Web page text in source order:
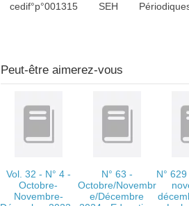
cedif°p°001315
SEH
Peut-être aimerez-vous
Vol. 32 - N° 4 -
Octobre-
Novembre-
N° 63 -
Octobre/Novembr
e/Décembre
N°